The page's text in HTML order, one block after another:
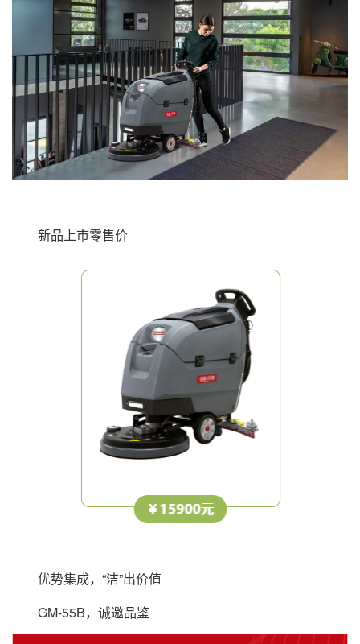
新品上市零售价
优势集成，“洁”出价值
GM-55B，诚邀品鉴